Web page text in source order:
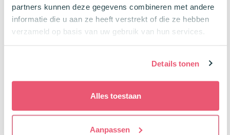
partners kunnen deze gegevens combineren met andere
informatie die u aan ze heeft verstrekt of die ze hebben
verzameld op basis van uw gebruik van hun services.
Details tonen
Alles toestaan
Aanpassen
Natural
Mint & Moss